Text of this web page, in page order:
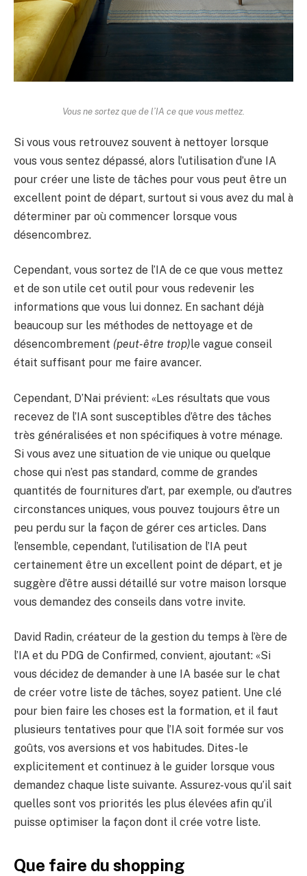
Vous ne sortez que de l’IA ce que vous mettez.
Si vous vous retrouvez souvent à nettoyer lorsque
vous vous sentez dépassé, alors l’utilisation d’une IA
pour créer une liste de tâches pour vous peut être un
excellent point de départ, surtout si vous avez du mal à
déterminer par où commencer lorsque vous
désencombrez.
Cependant, vous sortez de l’IA de ce que vous mettez
et de son utile cet outil pour vous redevenir les
informations que vous lui donnez. En sachant déjà
beaucoup sur les méthodes de nettoyage et de
désencombrement (peut-être trop)le vague conseil
était suffisant pour me faire avancer.
Cependant, D’Nai prévient: «Les résultats que vous
recevez de l’IA sont susceptibles d’être des tâches
très généralisées et non spécifiques à votre ménage.
Si vous avez une situation de vie unique ou quelque
chose qui n’est pas standard, comme de grandes
quantités de fournitures d’art, par exemple, ou d’autres
circonstances uniques, vous pouvez toujours être un
peu perdu sur la façon de gérer ces articles. Dans
l’ensemble, cependant, l’utilisation de l’IA peut
certainement être un excellent point de départ, et je
suggère d’être aussi détaillé sur votre maison lorsque
vous demandez des conseils dans votre invite.
David Radin, créateur de la gestion du temps à l’ère de
l’IA et du PDG de Confirmed, convient, ajoutant: «Si
vous décidez de demander à une IA basée sur le chat
de créer votre liste de tâches, soyez patient. Une clé
pour bien faire les choses est la formation, et il faut
plusieurs tentatives pour que l’IA soit formée sur vos
goûts, vos aversions et vos habitudes. Dites-le
explicitement et continuez à le guider lorsque vous
demandez chaque liste suivante. Assurez-vous qu’il sait
quelles sont vos priorités les plus élevées afin qu’il
puisse optimiser la façon dont il crée votre liste.
Que faire du shopping